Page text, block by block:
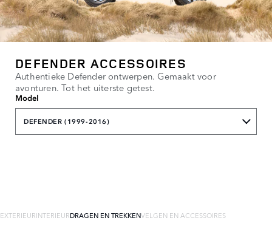
DEFENDER ACCESSOIRES
Authentieke Defender ontwerpen. Gemaakt voor
avonturen. Tot het uiterste getest.
Model
DEFENDER (1999-2016)
EXTERIEURINTERIEURDRAGEN EN TREKKENVELGEN EN ACCESSOIRES